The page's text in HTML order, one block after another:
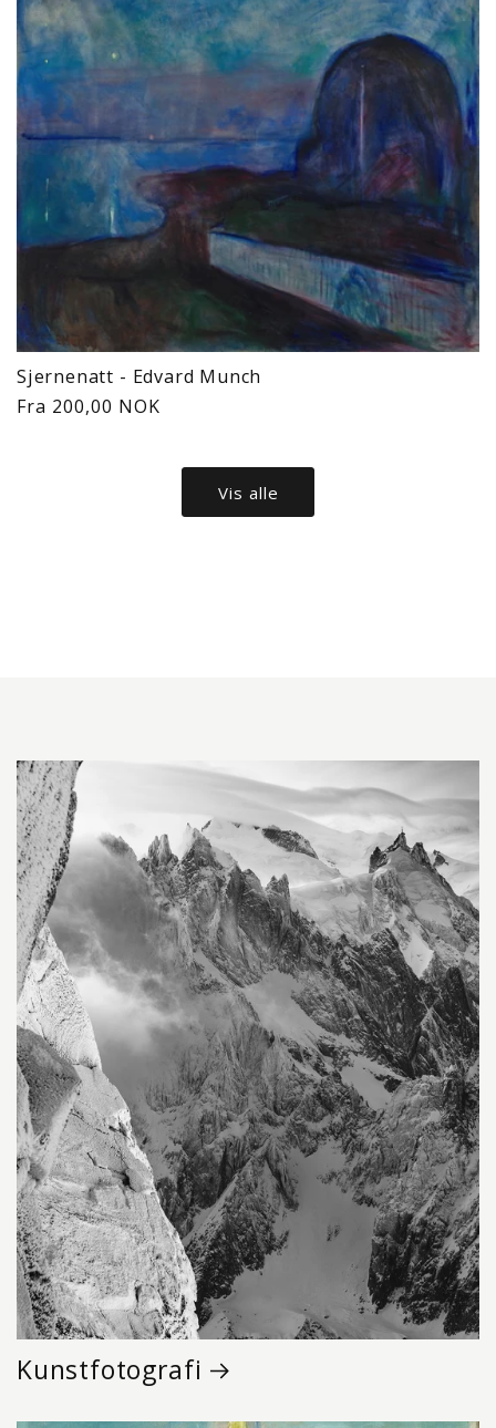
Sjernenatt - Edvard Munch
Vanlig
Fra 200,00 NOK
Vis alle
Kunstfotografi